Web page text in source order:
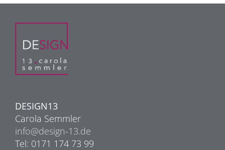
DESIGN13
Carola Semmler
info@design-13.de
Tel: 0171 174 73 99